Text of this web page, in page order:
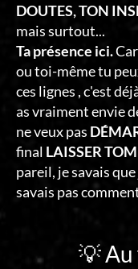
DOUTES, TON
mais surtout...
Ta présence ici.
ou toi-même tu
ces lignes , c'est
as vraiment envie
ne veux pas
final LAISSER
pareil, je savais
savais pas
💡